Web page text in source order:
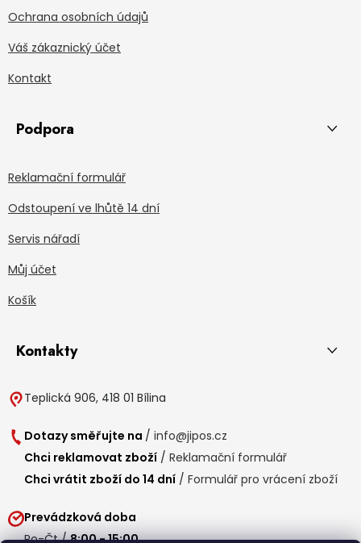
Ochrana osobních údajů
Váš zákaznický účet
Kontakt
Podpora
Reklamační formulář
Odstoupení ve lhůtě 14 dní
Servis nářadí
Můj účet
Košík
Kontakty
Teplická 906, 418 01 Bílina
Dotazy směřujte na / info@jipos.cz
Chci reklamovat zboží / Reklamační formulář
Chci vrátit zboží do 14 dní / Formulář pro vrácení zboží
Prevádzková doba
Po-Čt /8:00 - 15:00